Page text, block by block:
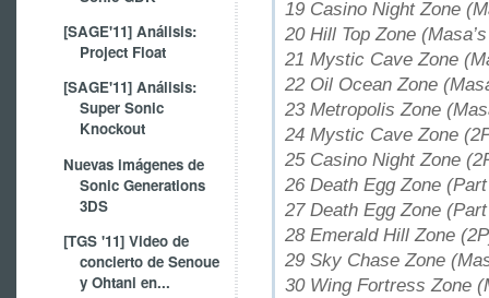
[SAGE'11] Análisis:
Project Float
[SAGE'11] Análisis:
Super Sonic
Knockout
Nuevas imágenes de
Sonic Generations
3DS
[TGS '11] Video de
concierto de Senoue
y Ohtani en...
19 Casino Night Zone
20 Hill Top Zone
21 Mystic Cave Zone
22 Oil Ocean Zone
23 Metropolis Zone
24 Mystic Cave Zone
25 Casino Night Zone
26 Death Egg Zone
27 Death Egg Zone
28 Emerald Hill Zone
29 Sky Chase Zone
30 Wing Fortress Zone